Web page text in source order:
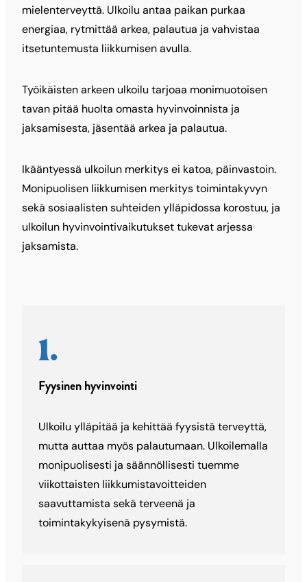
mielenterveyttä. Ulkoilu antaa paikan purkaa
energiaa, rytmittää arkea, palautua ja vahvistaa
itsetuntemusta liikkumisen avulla.
Työikäisten arkeen ulkoilu tarjoaa monimuotoisen
tavan pitää huolta omasta hyvinvoinnista ja
jaksamisesta, jäsentää arkea ja palautua.
Ikääntyessä ulkoilun merkitys ei katoa, päinvastoin.
Monipuolisen liikkumisen merkitys toimintakyvyn
sekä sosiaalisten suhteiden ylläpidossa korostuu, ja
ulkoilun hyvinvointivaikutukset tukevat arjessa
jaksamista.
hyvinvointivaikutukset
Fyysinen hyvinvointi
Ulkoilu ylläpitää ja kehittää fyysistä terveyttä,
mutta auttaa myös palautumaan. Ulkoilemalla
monipuolisesti ja säännöllisesti tuemme
viikottaisten liikkumistavoitteiden
saavuttamista sekä terveenä ja
toimintakykyisenä pysymistä.